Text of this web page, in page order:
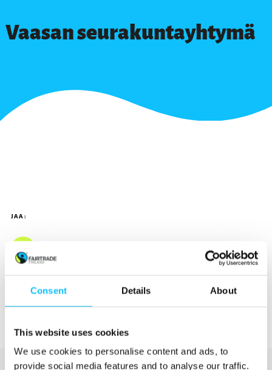
Consent Details About
This website uses cookies
We use cookies to personalise content and ads, to
provide social media features and to analyse our traffic.
Vaasan seurakuntayhtymä
JAA: